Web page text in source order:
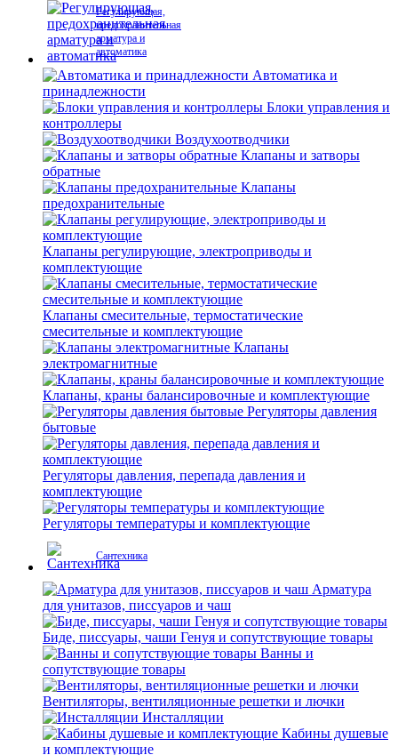
Регулирующая,
предохранительная
арматура и
автоматика
Автоматика и
принадлежности
Блоки управления и
контроллеры
Воздухоотводчики
Клапаны и затворы
обратные
Клапаны
предохранительные
Клапаны регулирующие, электроприводы и
комплектующие
Клапаны смесительные, термостатические
смесительные и комплектующие
Клапаны
электромагнитные
Клапаны, краны балансировочные и комплектующие
Регуляторы давления
бытовые
Регуляторы давления, перепада давления и
комплектующие
Регуляторы температуры и комплектующие
Сантехника
Арматура
для унитазов, писсуаров и чаш
Биде, писсуары, чаши Генуя и сопутствующие товары
Ванны и
сопутствующие товары
Вентиляторы, вентиляционные решетки и лючки
Инсталляции
Кабины душевые
и комплектующие